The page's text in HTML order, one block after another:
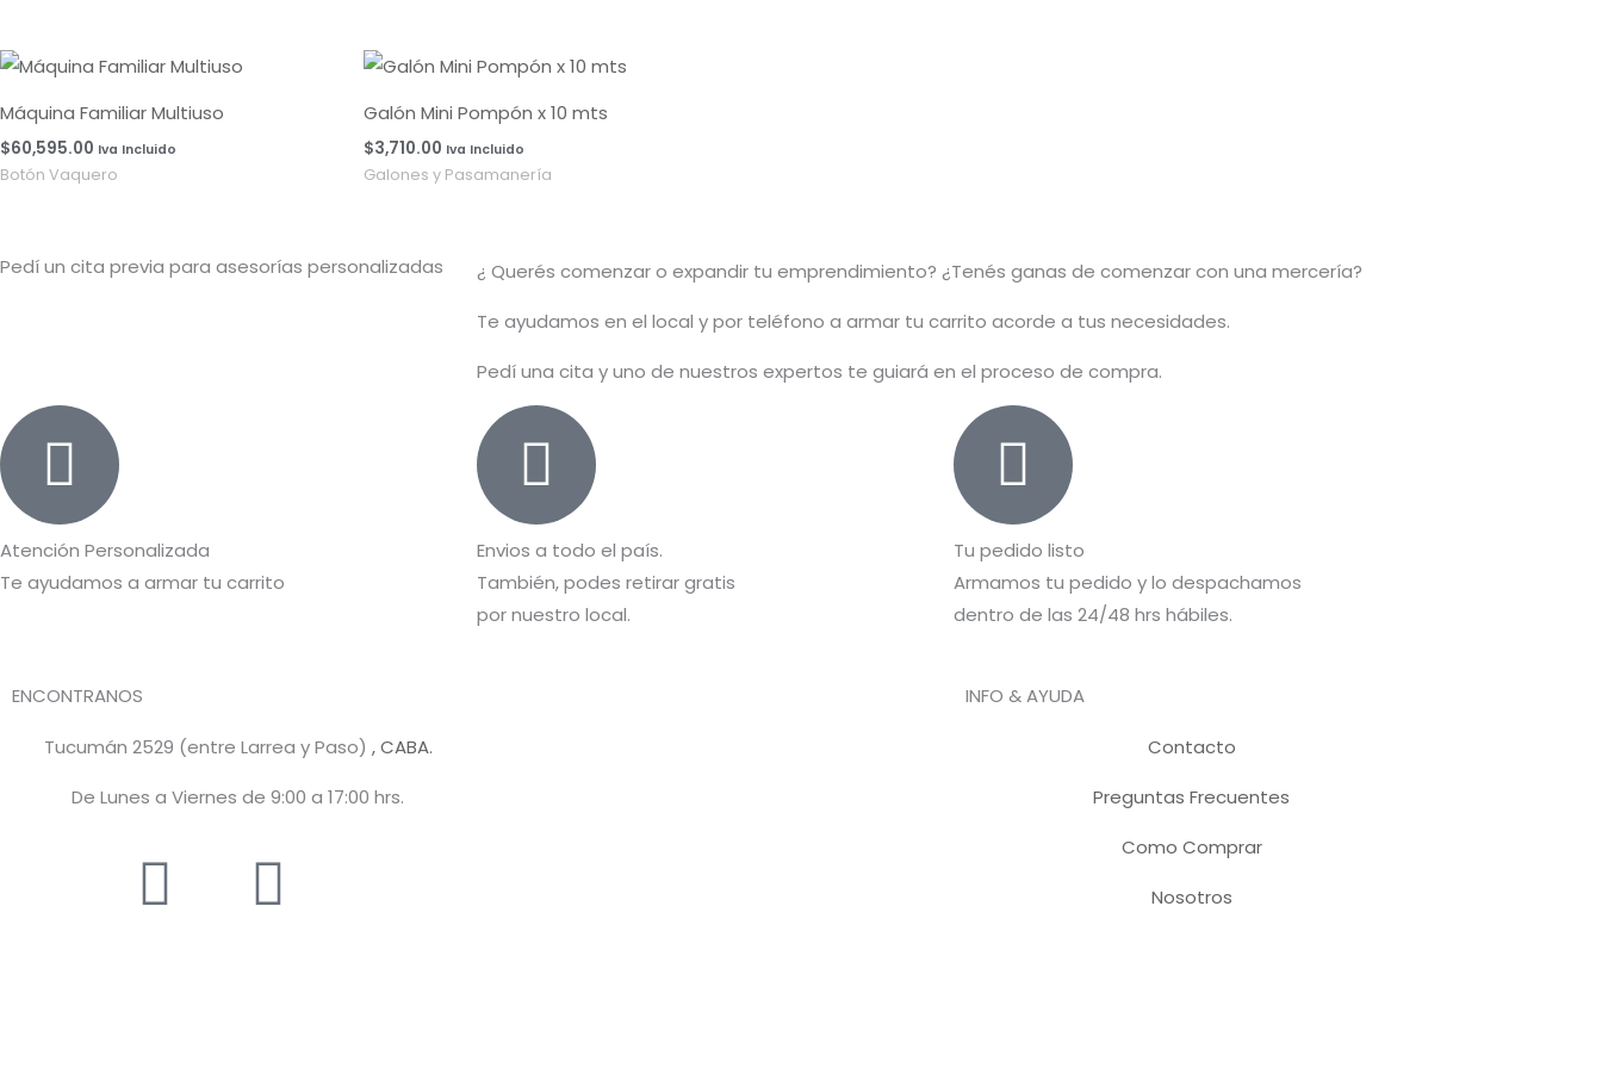
Máquina Familiar Multiuso
$60,595.00 Iva Incluido
Botón Vaquero
Galón Mini Pompón x 10 mts
$3,710.00 Iva Incluido
Galones y Pasamanería
Pedí un cita previa para asesorías personalizadas ¿ Querés comenzar o expandirtu emprendimiento? ¿Tenés ganas de comenzar con una mercería?
Te ayudamos en el local y por teléfono a armar tu carrito acorde a tus necesidades.
Pedí una cita y uno de nuestros expertos te guiará en el proceso de compra.
Atención Personalizada
Te ayudamos a armar tu carrito
Envios a todo el país.
También, podes retirar gratis
por nuestro local.
Tu pedido listo
Armamos tu pedido y lo despachamos
dentro de las 24/48 hrs hábiles.
ENCONTRANOS
Tucumán 2529 (entre Larrea y Paso) , CABA.
De Lunes a Viernes de 9:00 a 17:00 hrs.
INFO & AYUDA
Contacto
Preguntas Frecuentes
Como Comprar
Nosotros